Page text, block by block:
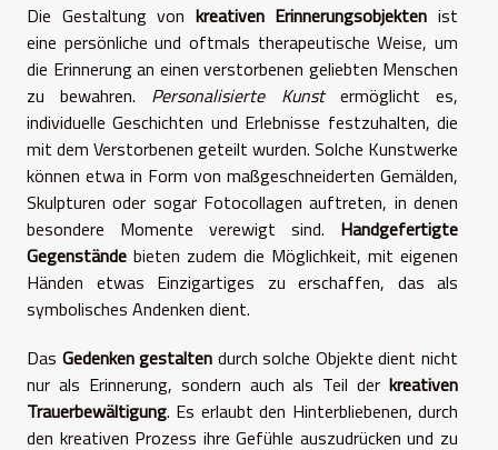
Die Gestaltung von kreativen Erinnerungsobjekten ist
eine persönliche und oftmals therapeutische Weise, um
die Erinnerung an einen verstorbenen geliebten Menschen
zu bewahren. Personalisierte Kunstermöglicht es,
individuelle Geschichten und Erlebnisse festzuhalten, die
mit dem Verstorbenen geteilt wurden. Solche Kunstwerke
können etwa in Form von maßgeschneiderten Gemälden,
Skulpturen oder sogar Fotocollagen auftreten, in denen
besondere Momente verewigt sind. Handgefertigte
Gegenstände bieten zudem die Möglichkeit, mit eigenen
Händen etwas Einzigartiges zu erschaffen, das als
symbolisches Andenken dient.
Das Gedenken gestalten durch solche Objekte dient nicht
nur als Erinnerung, sondern auch als Teil der kreativen
Trauerbewältigung. Es erlaubt den Hinterbliebenen, durch
den kreativen Prozess ihre Gefühle auszudrücken und zu